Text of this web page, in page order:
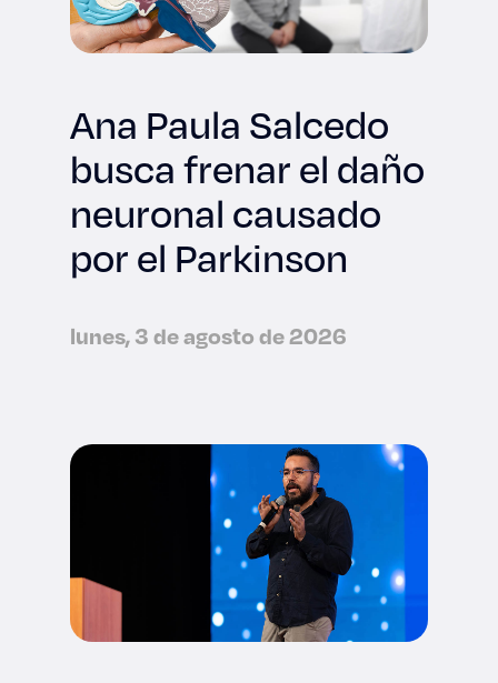
Ana Paula Salcedo
busca frenar el daño
neuronal causado
por el Parkinson
lunes, 3 de agosto de 2026